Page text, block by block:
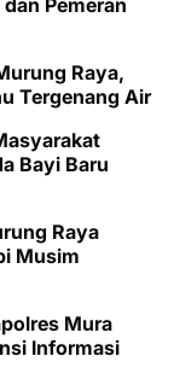
Raya,
Tergenang Air
Bayi Baru
Raya
Musim
Mura
Informasi